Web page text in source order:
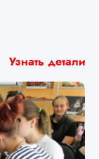
Узнать детали